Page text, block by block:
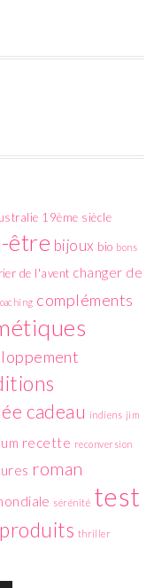
19ème siècle
être bijoux bio bons
de l'avent changer de
compléments
cadeau indiens jim
recette reconversion
roman
sérénité test
thriller